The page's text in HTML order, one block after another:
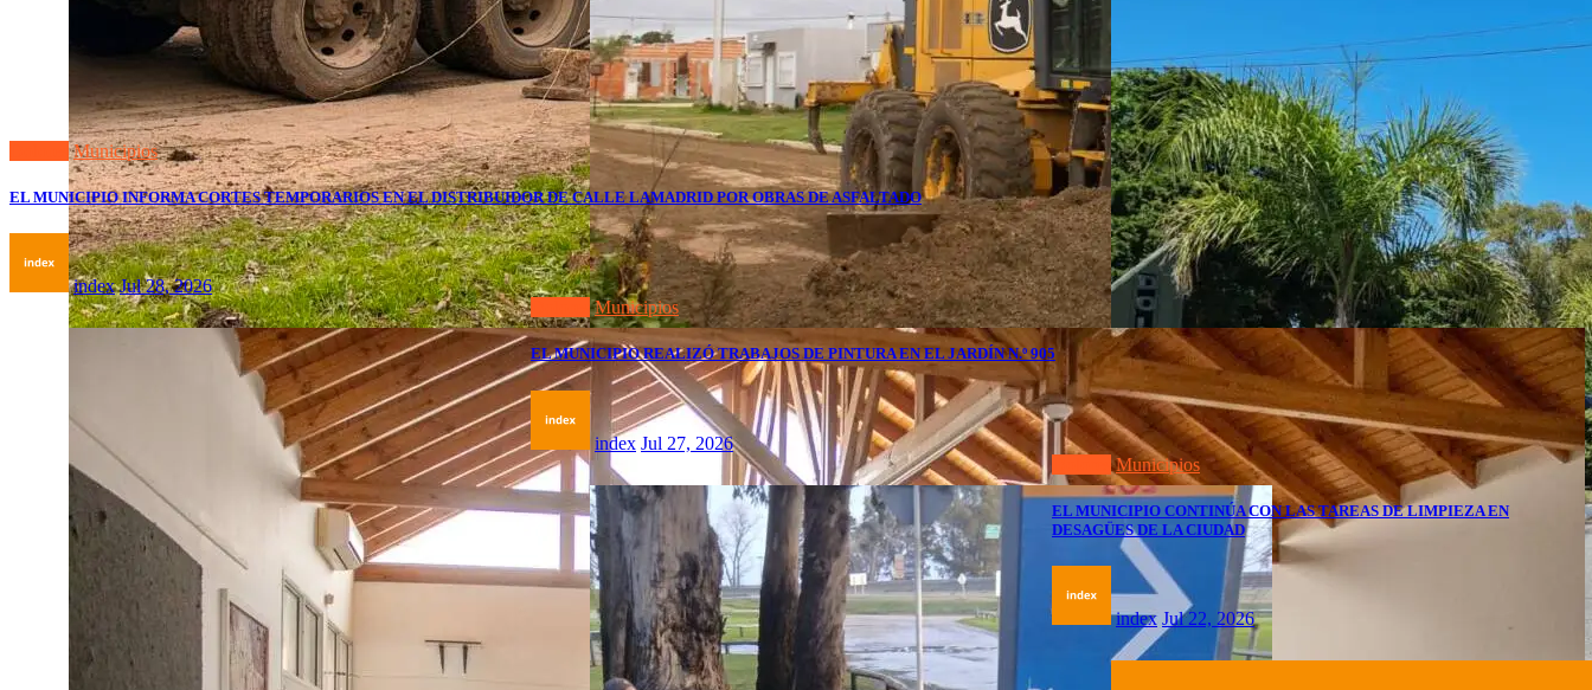
Municipios
EL MUNICIPIO INFORMA CORTES TEMPORARIOS EN EL DISTRIBUIDOR DE CALLE LAMADRID POR OBRAS DE ASFALTADO
index Jul 28, 2026
Municipios
EL MUNICIPIO REALIZÓ TRABAJOS DE PINTURA EN EL JARDÍN N.º 905
index Jul 27, 2026
Municipios
EL MUNICIPIO CONTINÚA CON LAS TAREAS DE LIMPIEZA EN
DESAGÜES DE LA CIUDAD
index Jul 22, 2026